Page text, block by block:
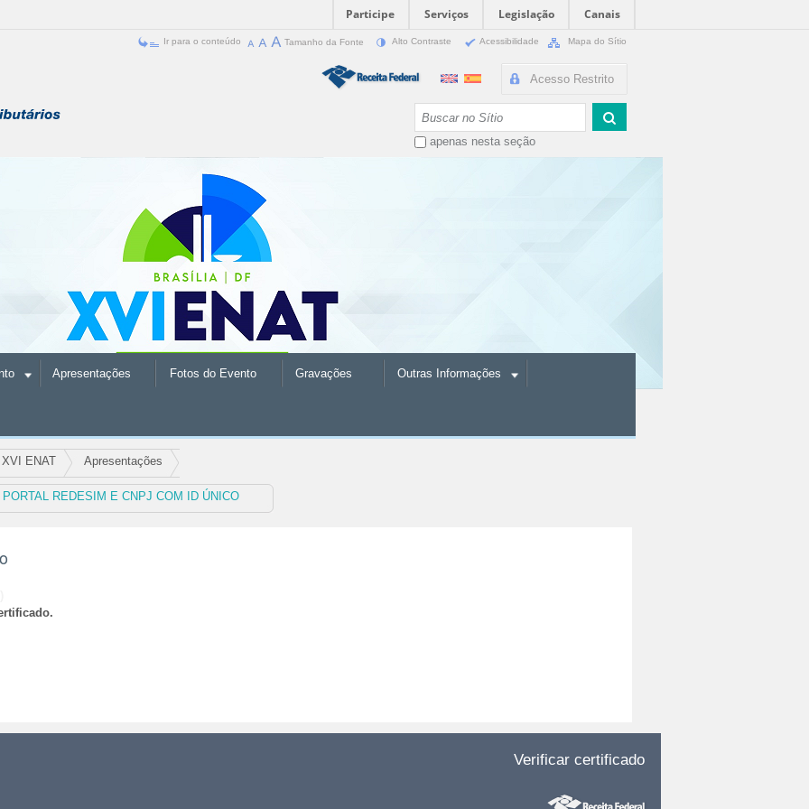
Participe Serviços Legislação
Canais
Ir para o conteúdo Tamanho da Fonte Alto Contraste Acessibilidade Mapa do Sítio
Acesso Restrito
apenas nesta seção
Apresentações Fotos do Evento Gravações Outras Informações
XVI ENAT Apresentações
REDESIM E CNPJ COM ID ÚNICO
Verificar certificado